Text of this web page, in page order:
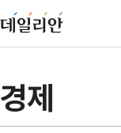
경제